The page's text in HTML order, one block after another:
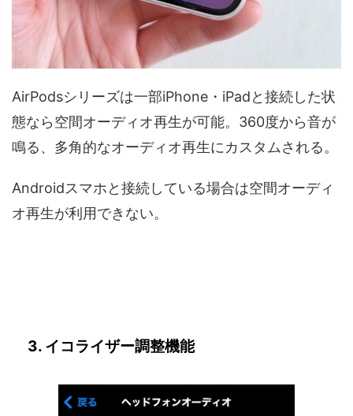
AirPodsシリーズは一部iPhone・iPadと接続した状
態なら空間オーディオ再生が可能。360度から音が
鳴る、多角的なオーディオ再生にカスタムされる。
Androidスマホと接続している場合は空間オーディ
オ再生が利用できない。
3. イコライザー調整機能